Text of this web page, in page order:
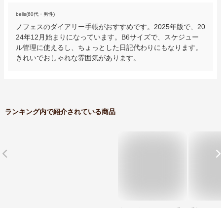
bells(60代・男性)
ノフェスのダイアリー手帳がおすすめです。2025年版で、20
24年12月始まりになっています。B6サイズで、スケジュー
ル管理に使えるし、ちょっとした日記代わりにもなります。
きれいでおしゃれな雰囲気があります。
ランキング内で紹介されている商品